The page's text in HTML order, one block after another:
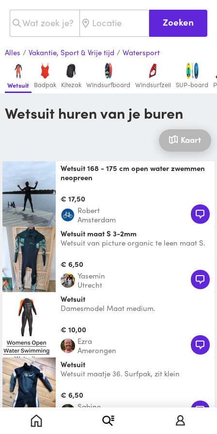
Zoeken
Alles / Vakantie, Sport & Vrije tijd / Watersport
Wetsuit Badpak Kitezak Windsurfboard Windsurfzeil SUP-board
Wetsuit huren van je buren
Kaart
Wetsuit 168 - 175 cm open water zwemmen
neopreen
Perfect om warm te blijven bij lage
temperaturen. Sluit goed aan
€ 17,50
robert
Amsterdam
Wetsuit maat S 3-2mm
Wetsuit van picture organic te leen maat S.
€ 6,50
Yasemin
Utrecht
wetsuit
Damesmodel Maat medium.
€ 10,00
Ezra
Amerongen
Wetsuit
Wetsuit maatje 36. Surfpak, zit klein
€ 6,50
Sabine
Amsterdam